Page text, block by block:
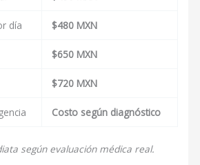
día $480 MXN
$650 MXN
$720 MXN
Costo según diagnóstico
según evaluación médica real.